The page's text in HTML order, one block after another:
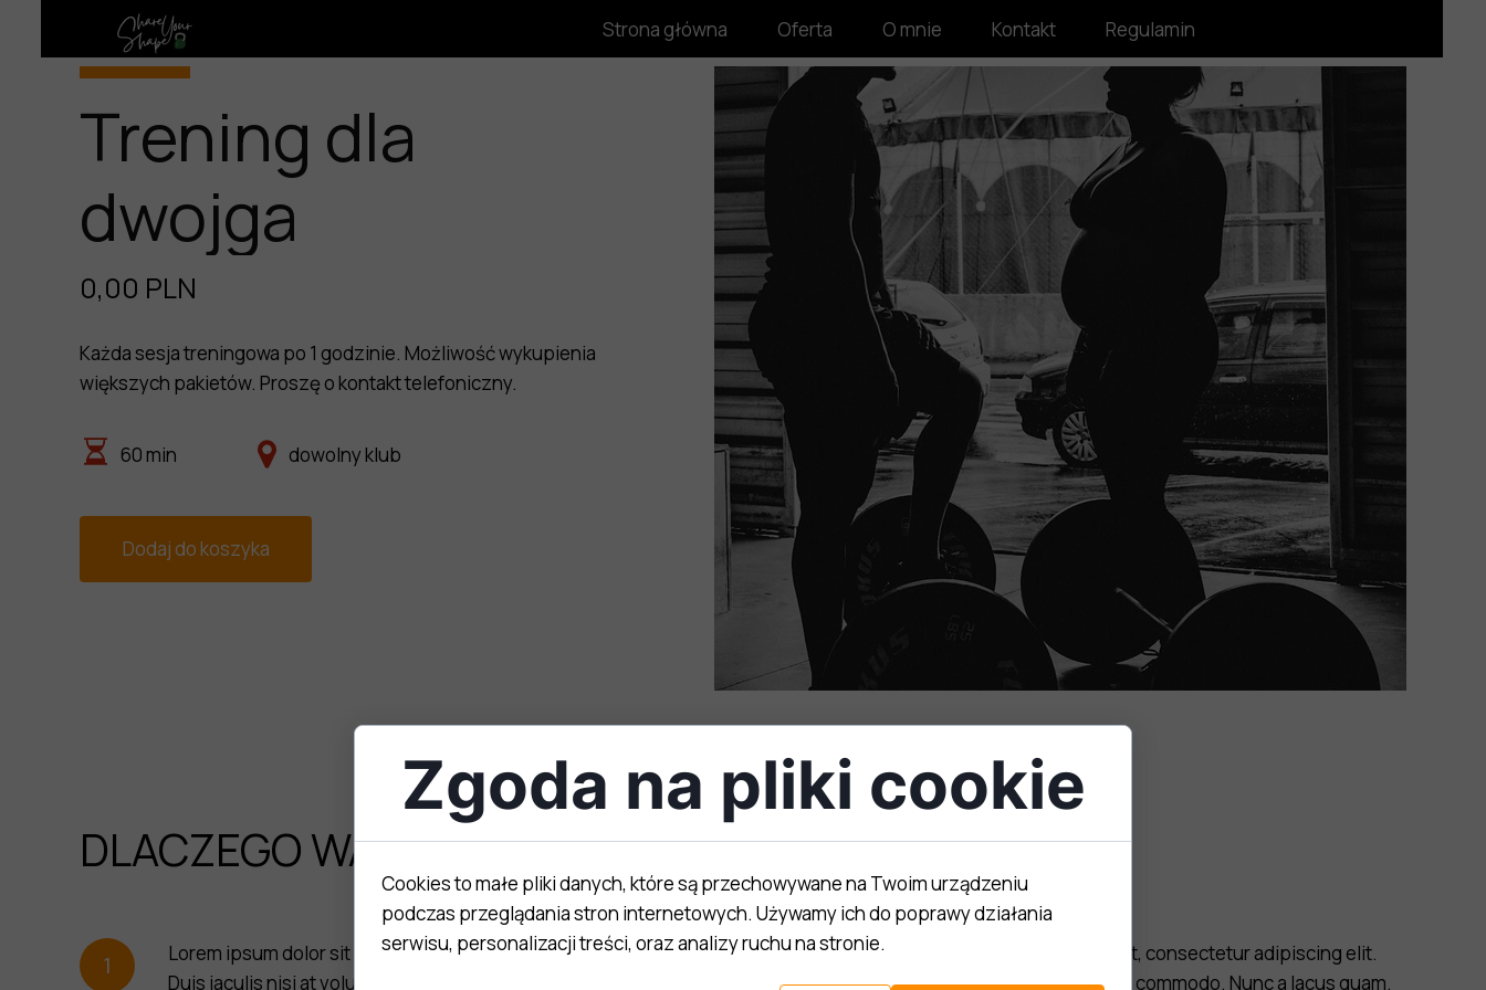
Strona główna Oferta O mnie Kontakt Regulamin
60 min dowolny klub
Dodaj do koszyka
Każda sesja treningowa po 1 godzinie. Możliwość wykupienia
większych pakietów. Proszę o kontakt telefoniczny.
0,00 PLN
Trening dla
dwojga
1
Lorem ipsum dolor sit amet, consectetur adipiscing elit.
Duis iaculis nisi at volutpat commodo. Nunc a lacus quam.
Lorem ipsum dolor sit amet, consectetur adipiscing elit.
Duis iaculis nisi at volutpat commodo. Nunc a lacus quam.
DLACZEGO WARTO?
Zgoda na pliki cookie
Cookies to małe pliki danych, które są przechowywane na Twoim urządzeniu
podczas przeglądania stron internetowych. Używamy ich do poprawy działania
serwisu, personalizacji treści, oraz analizy ruchu na stronie.